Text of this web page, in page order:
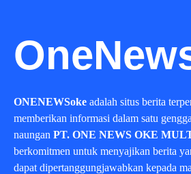
ONENEWSoke adalah situs berita
memberikan informasi dalam satu
naungan PT. ONE NEWS OKE
berkomitmen untuk menyajikan berita
dapat dipertanggungjawabkan kepada